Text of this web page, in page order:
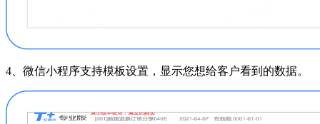
4、微信小程序支持模板设置，显示您想给客户看到的数据。